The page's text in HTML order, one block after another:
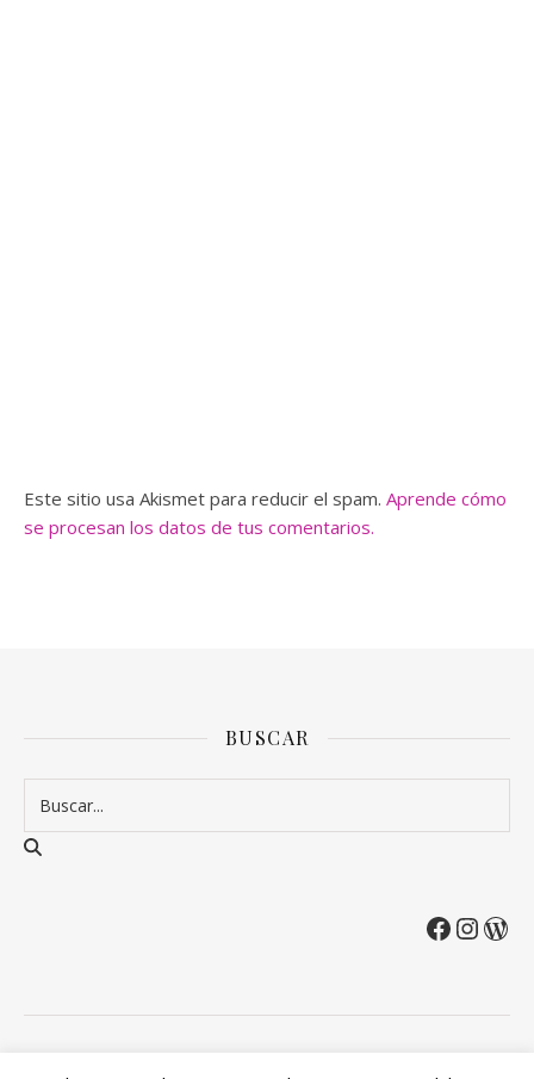
Este sitio usa Akismet para reducir el spam. Aprende cómo
se procesan los datos de tus comentarios.
BUSCAR